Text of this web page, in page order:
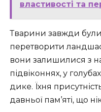
властивості та
Тварини завжди
перетворити
вони залишилися з
підвіконнях, у
дике. Їхня
давньої пам’яті, що